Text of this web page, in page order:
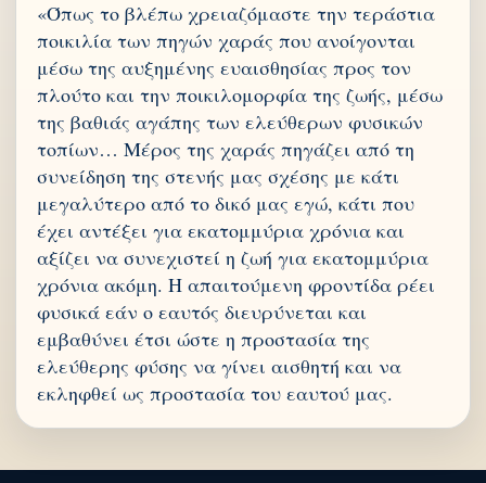
«Όπως το βλέπω χρειαζόμαστε την τεράστια
ποικιλία των πηγών χαράς που ανοίγονται
μέσω της αυξημένης ευαισθησίας προς τον
πλούτο και την ποικιλομορφία της ζωής, μέσω
της βαθιάς αγάπης των ελεύθερων φυσικών
τοπίων… Μέρος της χαράς πηγάζει από τη
συνείδηση της στενής μας σχέσης με κάτι
μεγαλύτερο από το δικό μας εγώ, κάτι που
έχει αντέξει για εκατομμύρια χρόνια και
αξίζει να συνεχιστεί η ζωή για εκατομμύρια
χρόνια ακόμη. Η απαιτούμενη φροντίδα ρέει
φυσικά εάν ο εαυτός διευρύνεται και
εμβαθύνει έτσι ώστε η προστασία της
ελεύθερης φύσης να γίνει αισθητή και να
εκληφθεί ως προστασία του εαυτού μας.